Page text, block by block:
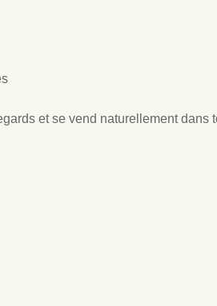
et se vend naturellement dans